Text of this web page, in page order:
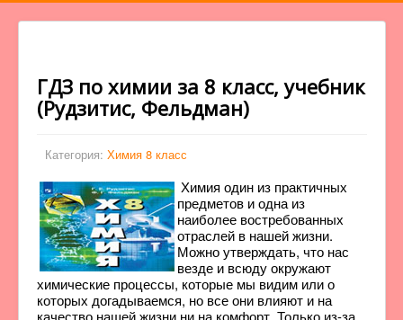
ГДЗ по химии за 8 класс, учебник
(Рудзитис, Фельдман)
Категория: Химия 8 класс
Химия один из практичных
предметов и одна из
наиболее востребованных
отраслей в нашей жизни.
Можно утверждать, что нас
везде и всюду окружают
химические процессы, которые мы видим или о
которых догадываемся, но все они влияют и на
качество нашей жизни ни на комфорт. Только из-за